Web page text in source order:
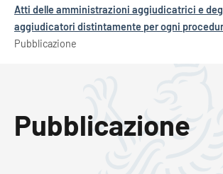
Atti delle amministrazioni aggiudicatrici e
aggiudicatori distintamente per ogni
Pubblicazione
Pubblicazione